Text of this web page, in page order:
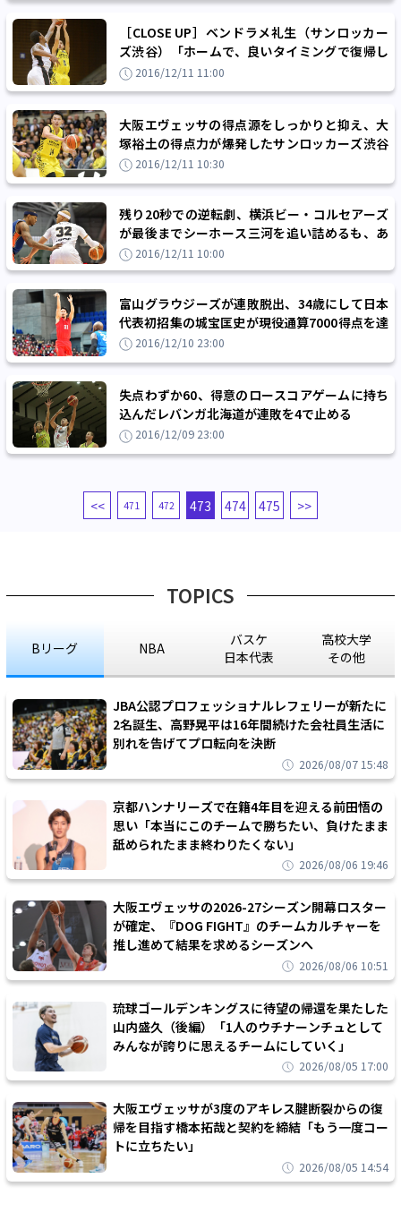
［CLOSE UP］ベンドラメ礼生（サンロッカー
ズ渋谷）「ホームで、良いタイミングで復帰し
たなと思います」
2016/12/11 11:00
大阪エヴェッサの得点源をしっかりと抑え、大
塚裕土の得点力が爆発したサンロッカーズ渋谷
が先勝2016/12/11 10:30
残り20秒での逆転劇、横浜ビー・コルセアーズ
が最後までシーホース三河を追い詰めるも、あ
と一歩及ばず
2016/12/11 10:00
富山グラウジーズが連敗脱出、34歳にして日本
代表初招集の城宝匡史が現役通算7000得点を達
成！2016/12/10 23:00
失点わずか60、得意のロースコアゲームに持ち
込んだレバンガ北海道が連敗を4で止める
2016/12/09 23:00
<< 471 472 473 474 475 >>
TOPICS
Bリーグ NBA
バスケ
日本代表
高校大学
その他
JBA公認プロフェッショナルレフェリーが新たに
2名誕生、高野晃平は16年間続けた会社員生活に
別れを告げてプロ転向を決断
2026/08/07 15:48
京都ハンナリーズで在籍4年目を迎える前田悟の
思い「本当にこのチームで勝ちたい、負けたまま
舐められたまま終わりたくない」
2026/08/06 19:46
大阪エヴェッサの2026-27シーズン開幕ロスター
が確定、『DOG FIGHT』のチームカルチャーを
推し進めて結果を求めるシーズンへ
2026/08/06 10:51
琉球ゴールデンキングスに待望の帰還を果たした
山内盛久（後編）「1人のウチナーンチュとして
みんなが誇りに思えるチームにしていく」
2026/08/05 17:00
大阪エヴェッサが3度のアキレス腱断裂からの復
帰を目指す橋本拓哉と契約を締結「もう一度コー
トに立ちたい」
2026/08/05 14:54